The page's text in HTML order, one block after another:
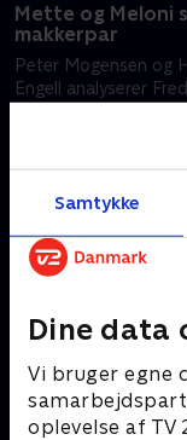
Samtykke
Dine data
Vi bruger egne
oplevelse af TV
Mette og Meloni
makkerpar
Peter Mogensen og
Engell analyserer
23. juni 2026 • 56 min
Andre så også